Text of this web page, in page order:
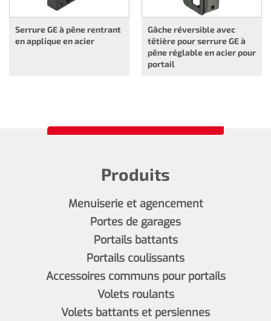
Serrure GE à pêne rentrant
en applique en acier
Gâche réversible avec
têtière pour serrure GE à
pêne réglable en acier pour
portail
Produits
Menuiserie et agencement
Portes de garages
Portails battants
Portails coulissants
Accessoires communs pour portails
Volets roulants
Volets battants et persiennes